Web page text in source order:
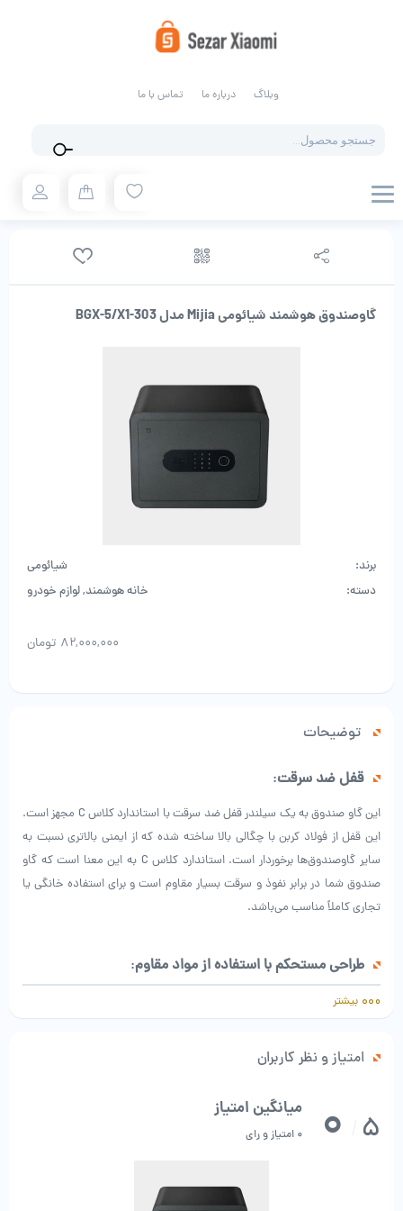
وبلاگ درباره ما تماس با ما
search
گاوصندوق هوشمند شیائومی Mijia مدل BGX-5/X1-303
برند:
شیائومی
دسته:
خانه هوشمند,لوازم خودرو
۸۲,۰۰۰,۰۰۰ تومان
توضیحات
قفل ضد سرقت:
این گاو صندوق به یک سیلندر قفل ضد سرقت با استاندارد کلاس C مجهز است.
این قفل از فولاد کربن با چگالی بالا ساخته شده که از ایمنی بالاتری نسبت به
سایر گاوصندوق‌ها برخوردار است. استاندارد کلاس C به این معنا است که گاو
صندوق شما در برابر نفوذ و سرقت بسیار مقاوم است و برای استفاده خانگی یا
تجاری کاملاً مناسب می‌باشد.
طراحی مستحکم با استفاده از مواد مقاوم:
بدنه گاو صندوق از ورق فولادی سه‌گانه ساخته شده که باعث می‌شود این
بیشتر
امتیاز و نظر کاربران
5
0 میانگین امتیاز
0 امتیاز و رای